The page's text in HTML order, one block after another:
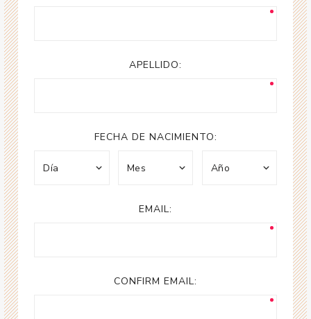
APELLIDO:
FECHA DE NACIMIENTO:
EMAIL:
CONFIRM EMAIL: